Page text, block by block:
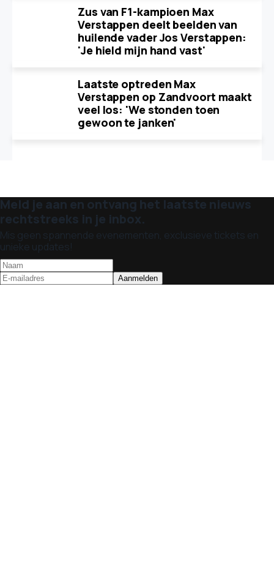
Zus van F1-kampioen Max
Verstappen deelt beelden van
huilende vader Jos Verstappen:
'Je hield mijn hand vast'
Laatste optreden Max
Verstappen op Zandvoort maakt
veel los: 'We stonden toen
gewoon te janken'
Meld je aan en ontvang het laatste nieuws
rechtstreeks in je inbox.
Mis geen spannende evenementen, exclusieve tickets en
unieke updates!